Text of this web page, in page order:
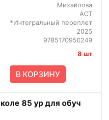
Михайлова
АСТ
*Интегральный переплет
2025
9785170950249
8 шт
В КОРЗИНУ
85 ур для обуч